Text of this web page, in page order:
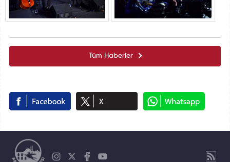
Tüm Haberler